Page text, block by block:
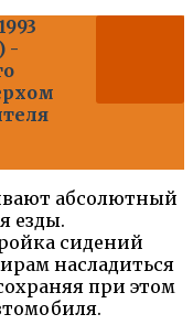
-
абсолютный
езды.
сидений
насладиться
при этом